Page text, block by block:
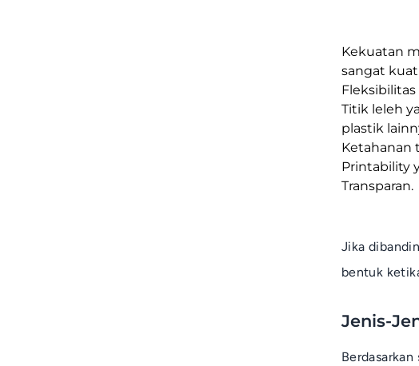
Kekuatan
sangat
Titik leleh
plastik
Ketahanan
Printability
Transparan.
Jika
bentuk
Jenis-